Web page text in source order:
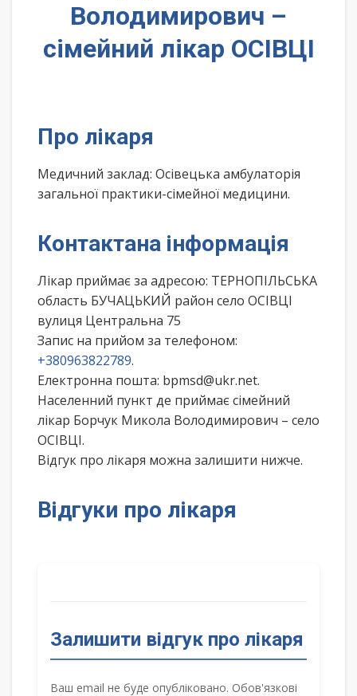
Володимирович –
сімейний лікар ОСІВЦІ
Про лікаря
Медичний заклад: Осівецька амбулаторія
загальної практики-сімейної медицини.
Контактана інформація
Лікар приймає за адресою: ТЕРНОПІЛЬСЬКА
область БУЧАЦЬКИЙ район село ОСІВЦІ
вулиця Центральна 75
Запис на прийом за телефоном:
+380963822789.
Електронна пошта: bpmsd@ukr.net.
Населенний пункт де приймає сімейний
лікар Борчук Микола Володимирович – село
ОСІВЦІ.
Відгук про лікаря можна залишити нижче.
Відгуки про лікаря
Залишити відгук про лікаря
Ваш email не буде опубліковано. Обов'язкові